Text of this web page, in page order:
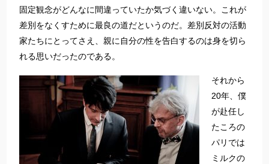
固定観念がどんなに間違っていたか気づく違いない。これが
差別をなくすために最良の道だというのだ。差別反対の活動
家たちにとってさえ、親に自分の性を告白するのは身を切ら
れる思いだったのである。
それから
20年、僕
が赴任し
たころの
パリでは
ミルクの